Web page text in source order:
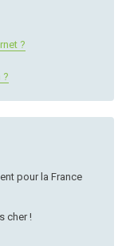
?
?
pour la France
cher !